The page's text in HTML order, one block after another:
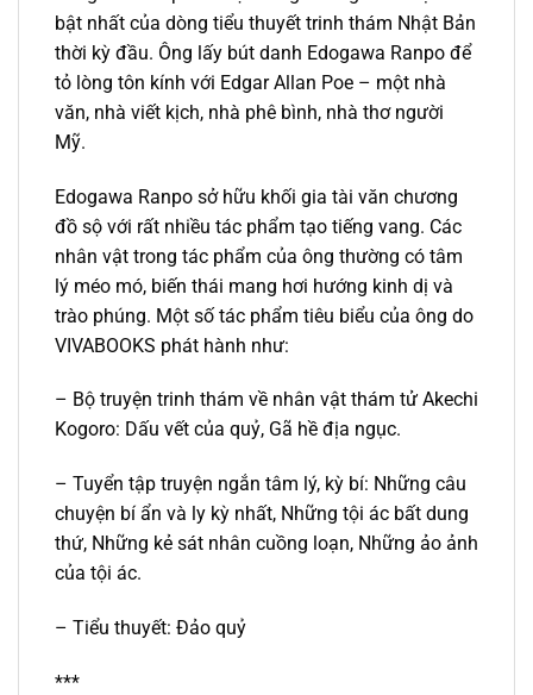
bật nhất của dòng tiểu thuyết trinh thám Nhật Bản
thời kỳ đầu. Ông lấy bút danh Edogawa Ranpo để
tỏ lòng tôn kính với Edgar Allan Poe – một nhà
văn, nhà viết kịch, nhà phê bình, nhà thơ người
Mỹ.
Edogawa Ranpo sở hữu khối gia tài văn chương
đồ sộ với rất nhiều tác phẩm tạo tiếng vang. Các
nhân vật trong tác phẩm của ông thường có tâm
lý méo mó, biến thái mang hơi hướng kinh dị và
trào phúng. Một số tác phẩm tiêu biểu của ông do
VIVABOOKS phát hành như:
– Bộ truyện trinh thám về nhân vật thám tử Akechi
Kogoro: Dấu vết của quỷ, Gã hề địa ngục.
– Tuyển tập truyện ngắn tâm lý, kỳ bí: Những câu
chuyện bí ẩn và ly kỳ nhất, Những tội ác bất dung
thứ, Những kẻ sát nhân cuồng loạn, Những ảo ảnh
của tội ác.
– Tiểu thuyết: Đảo quỷ
***